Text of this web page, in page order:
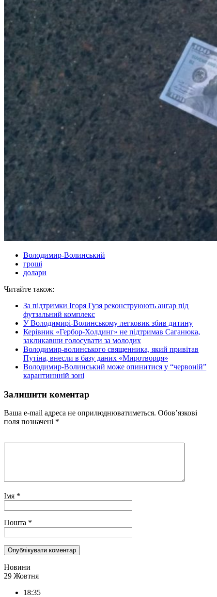
Володимир-Волинський
гроші
долари
Читайте також:
За підтримки Ігоря Гузя реконструюють ангар під
футзальний комплекс
У Володимирі-Волинському легковик збив дитину
Керівник «Гербор-Холдинг» не підтримав Саганюка,
закликавши голосувати за молодих
Володимир-волинського священника, який привітав
Путіна, внесли в базу даних «Миротворця»
Володимир-Волинський може опинитися у “червоній”
карантиннній зоні
Залишити коментар
Ваша e-mail адреса не оприлюднюватиметься. Обов’язкові
поля позначені *
Імя *
Пошта *
Новини
29 Жовтня
18:35